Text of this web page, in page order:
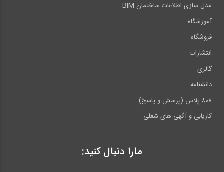
مدل سازی اطلاعات ساختمان BIM
آموزشگاه
فروشگاه
انتشارات
گالری
دانشنامه
۸۰۸ پلاس (پرسش و پاسخ)
کاریابی و آگهی های شغلی
مارا دنبال کنید: